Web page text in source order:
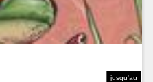
jusqu'au